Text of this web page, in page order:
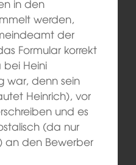
in den
werden,
der
Formular korrekt
Heini
war, denn sein
Heinrich), vor
und es
(da nur
an den Bewerber